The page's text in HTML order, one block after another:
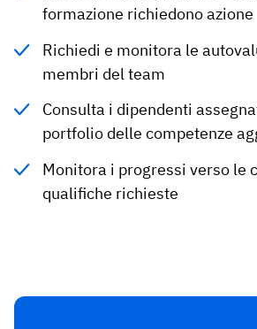
formazione richiedono azione
Richiedi e monitora le
membri del team
Consulta i dipendenti
portfolio delle competenze
Monitora i progressi verso le
qualifiche richieste